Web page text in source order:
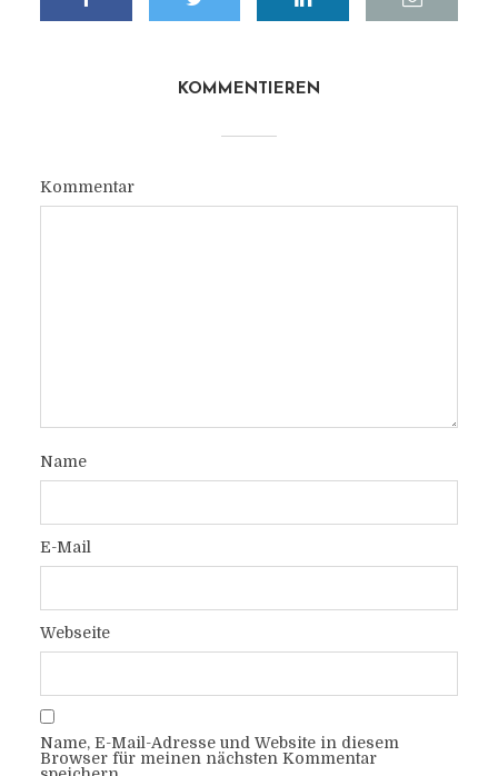
KOMMENTIEREN
Kommentar
Name
E-Mail
Webseite
Name, E-Mail-Adresse und Website in diesem
Browser für meinen nächsten Kommentar